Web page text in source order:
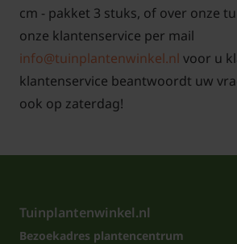
Een keuzehulp voor het kopen
Tuinplantenwinkel.nl vindt u
Voor snoei- en onderhoudstips
klik hier!
cm - pakket 3 stuks, of over onze
onze klantenservice per mail
info@tuinplantenwinkel.nl voor u
klantenservice beantwoordt uw
ook op zaterdag!
Tuinplantenwinkel.nl
Bezoekadres plantencentrum